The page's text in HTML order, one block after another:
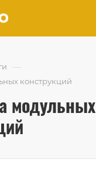
—
конструкций
модульных